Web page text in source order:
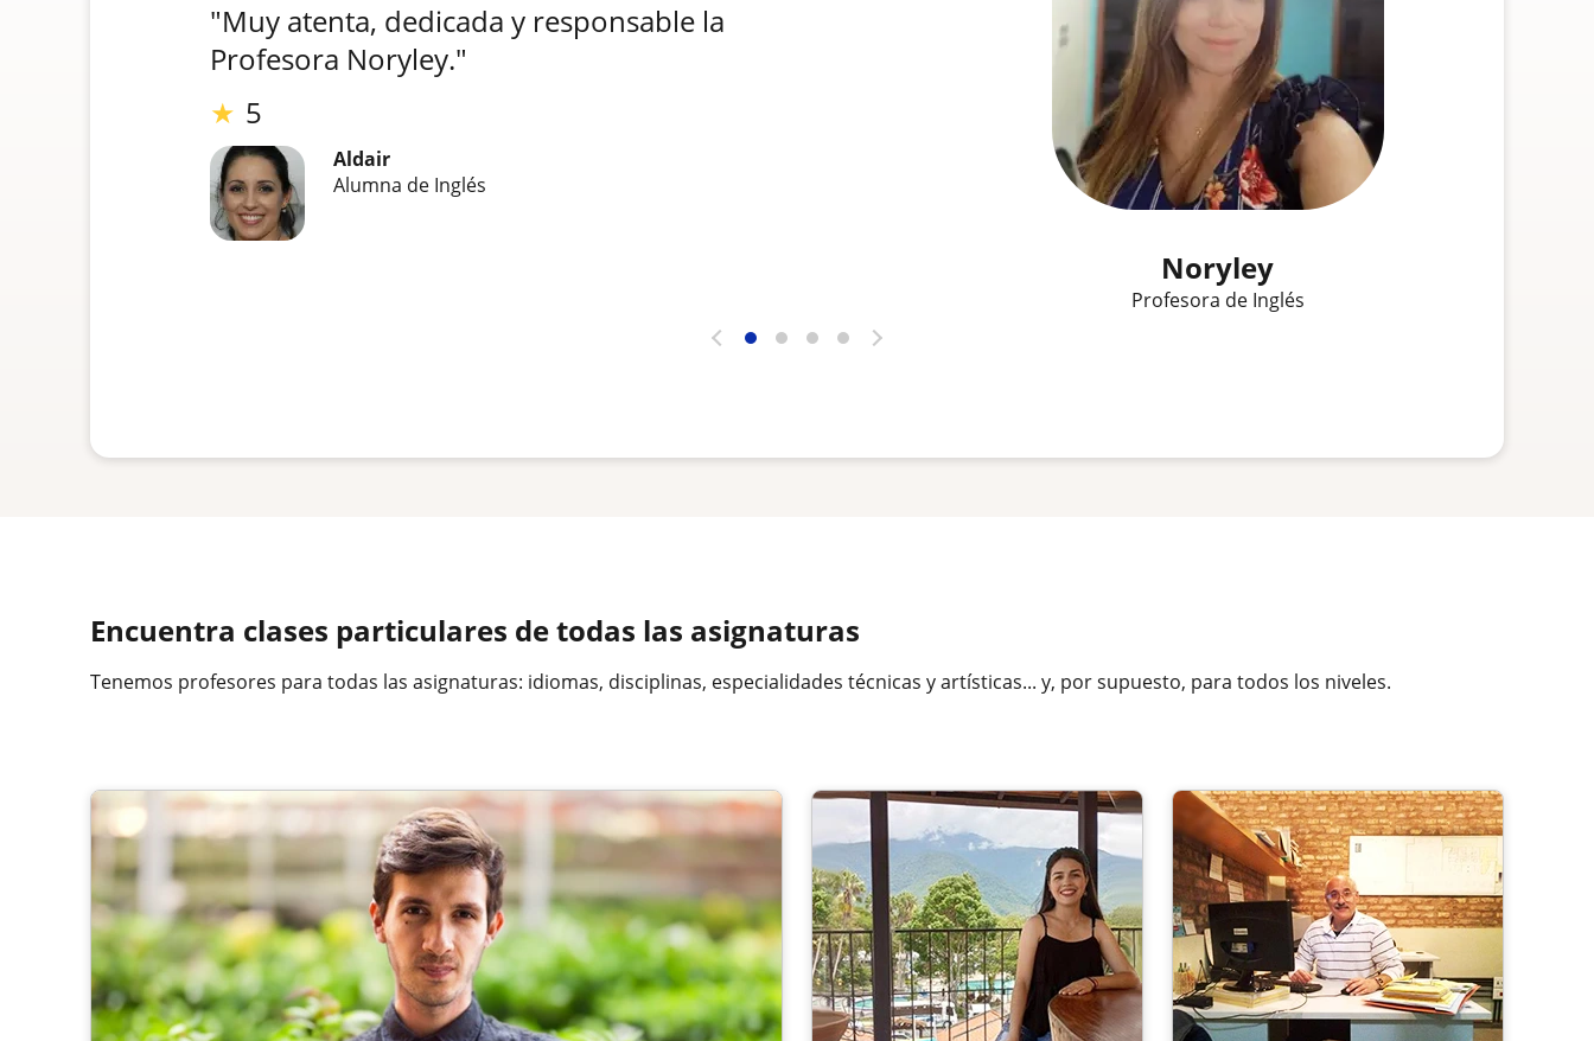
"Muy atenta, dedicada y responsable la
Profesora Noryley."
★ 5
Aldair
Alumna de Inglés
Noryley
Profesora de Inglés
Encuentra clases particulares de todas las asignaturas
Tenemos profesores para todas las asignaturas: idiomas, disciplinas, especialidades técnicas y artísticas... y, por supuesto, para todos los niveles.